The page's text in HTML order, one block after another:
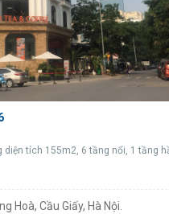
diện tích 155m2, 6 tầng nổi, 1 tầng
Hoà, Cầu Giấy, Hà Nội.